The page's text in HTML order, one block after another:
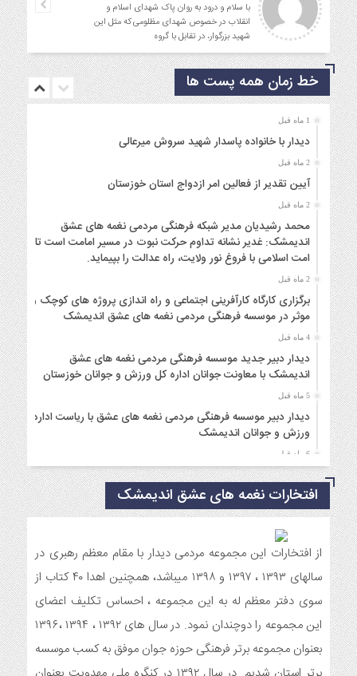
با سلام و درود به روان پاک شهدای اسلام و
انقلاب در خصوص شهدای مظلومی که مثل این
شهید بزرگوار، در تقابل با گروه
خط زمان همه پست ها
1 ماه قبل
دیدار با خانواده پاسدار شهید سروش میرعالی
2 ماه قبل
آیین تقدیر از فعالین امر ازدواج استان خوزستان
2 ماه قبل
محمد رشیدیان مدیر شبکه فرهنگی مردمی نغمه های عشق
اندیمشک: غدیر نشانه تداوم حرکت نبوت در مسیر امامت است تا
امت اسلامی با فروغ نور ولایت، راه عدالت را بپیماید.
2 ماه قبل
برگزاری کارگاه کارآفرینی اجتماعی و راه اندازی پروژه های کوچک و
موثر در موسسه فرهنگی مردمی نغمه های عشق اندیمشک
4 ماه قبل
دیدار دبیر جدید موسسه فرهنگی مردمی نغمه های عشق
اندیمشک با معاونت جوانان اداره کل ورزش و جوانان خوزستان
5 ماه قبل
دیدار دبیر موسسه فرهنگی مردمی نغمه های عشق با ریاست اداره
ورزش و جوانان اندیمشک
6 ماه قبل
مراسم دورهمی خانوادگی با عنوان کافه شادی مهدوی به مناسبت
نیمه شعبان و دهه فجر و هفته ی جوان در اندیمشک برگزار شد.
6 ماه قبل
مراسم جشن ولادت امام زمان (عج) و جشن فجر انقلاب اسلامی و
هفته ی جوان در اندیمشک برگزار شد.
6 ماه قبل
تشریح برنامه های دهه مهدویت شبکه فرهنگی مردمی نغمه های
عشق اندیمشک
7 ماه قبل
توزیع بسته جشن تکلیف به دختران سادات ایتام اندیمشک در شب
ولادت امام علی(ع)
افتخارات نغمه های عشق اندیمشک
از افتخارات این مجموعه مردمی دیدار با مقام معظم رهبری در
سالهای ۱۳۹۳ ، ۱۳۹۷ و ۱۳۹۸ میباشد، همچنین اهدا ۴۰ کتاب از
سوی دفتر معظم له به این مجموعه ، احساس تکلیف اعضای
این مجموعه را دوچندان نمود. در سال های ۱۳۹۲ ، ۱۳۹۴ ،۱۳۹۶
بعنوان مجموعه برتر فرهنگی حوزه جوان موفق به کسب موسسه